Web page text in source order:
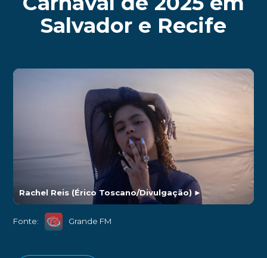
Salvador e Recife
Rachel Reis (Érico Toscano/Divulgação)►
Fonte: Grande FM